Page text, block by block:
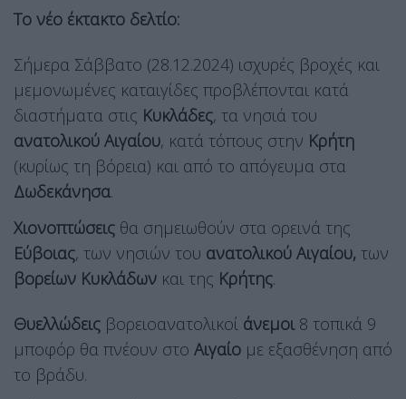
Το νέο έκτακτο δελτίο:
Σήμερα Σάββατο (28.12.2024) ισχυρές βροχές και
μεμονωμένες καταιγίδες προβλέπονται κατά
διαστήματα στις Κυκλάδες, τα νησιά του
ανατολικού Αιγαίου, κατά τόπους στην Κρήτη
(κυρίως τη βόρεια) και από το απόγευμα στα
Δωδεκάνησα.
Χιονοπτώσεις θα σημειωθούν στα ορεινά της
Εύβοιας, των νησιών του ανατολικού Αιγαίου, των
βορείων Κυκλάδων και της Κρήτης.
Θυελλώδεις βορειοανατολικοί άνεμοι 8 τοπικά 9
μποφόρ θα πνέουν στο Αιγαίο με εξασθένηση από
το βράδυ.